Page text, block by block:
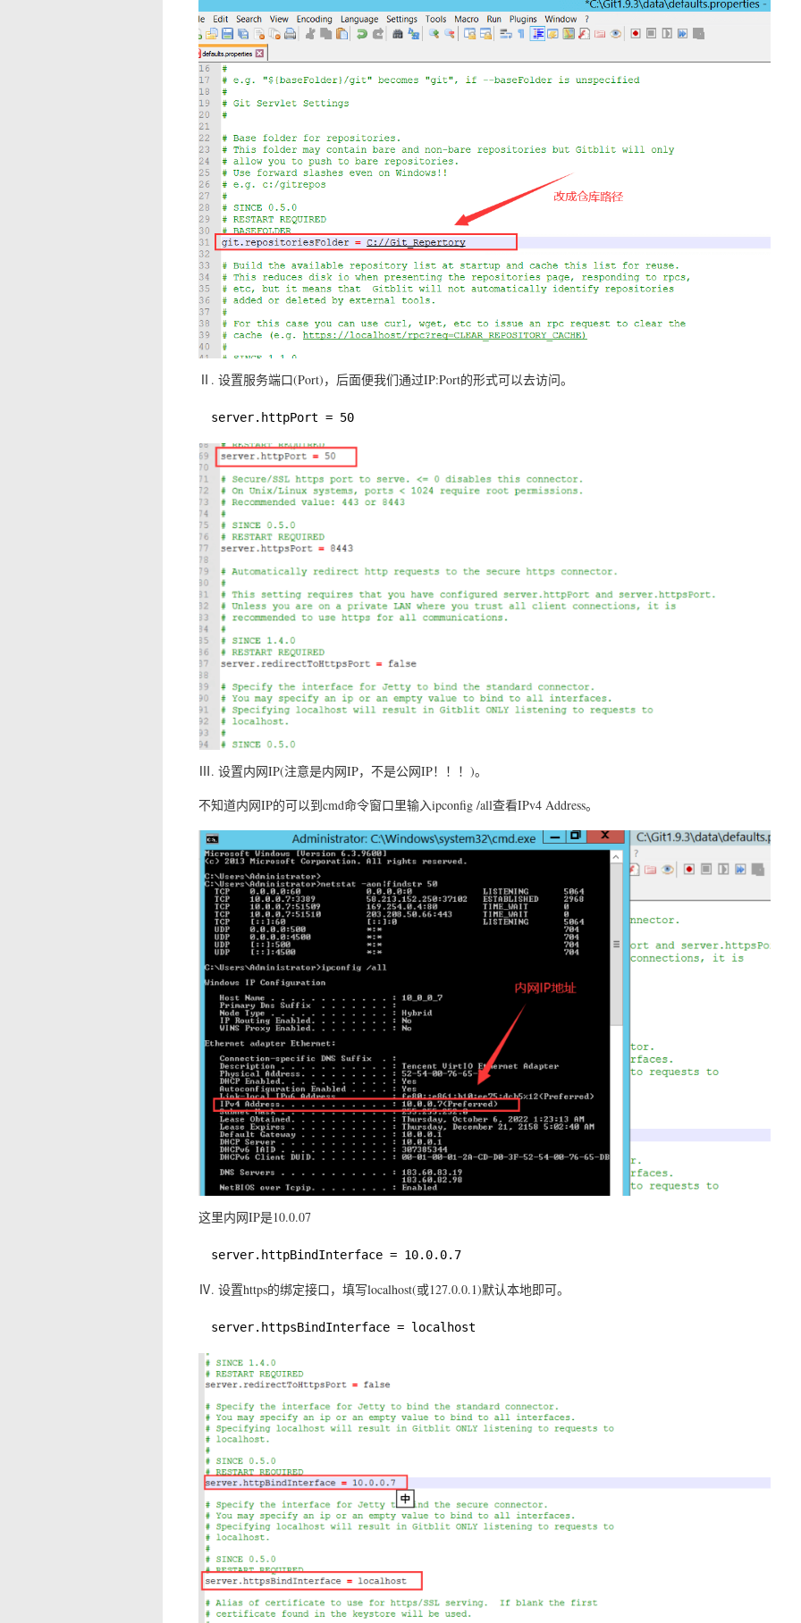
Ⅱ. 设置服务端口(Port)，后面便我们通过IP:Port的形式可以去访问。
server.httpPort = 50
Ⅲ. 设置内网IP(注意是内网IP，不是公网IP！！！)。
不知道内网IP的可以到cmd命令窗口里输入ipconfig /all查看IPv4 Address。
这里内网IP是10.0.07
server.httpBindInterface = 10.0.0.7
Ⅳ. 设置https的绑定接口，填写localhost(或127.0.0.1)默认本地即可。
server.httpsBindInterface = localhost